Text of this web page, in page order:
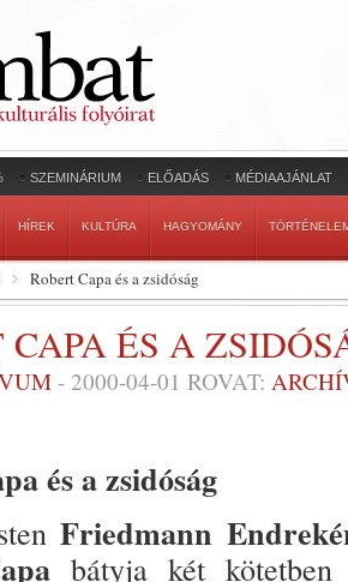
SZEMINÁRIUM ELŐADÁS MÉDIAAJÁNLAT
HÍREK KULTÚRA HAGYOMÁNY
Robert Capa és a zsidóság
CAPA ÉS A
- 2000-04-01 ROVAT:
és a zsidóság
Friedmann
bátyja két